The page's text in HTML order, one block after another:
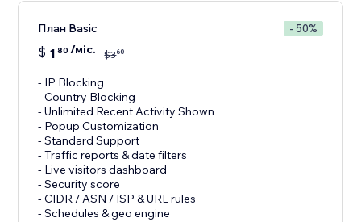
План Basic - 50%
$ 1 80 /міс. $360
- IP Blocking
- Country Blocking
- Unlimited Recent Activity Shown
- Popup Customization
- Standard Support
- Traffic reports & date filters
- Live visitors dashboard
- Security score
- CIDR / ASN / ISP & URL rules
- Schedules & geo engine